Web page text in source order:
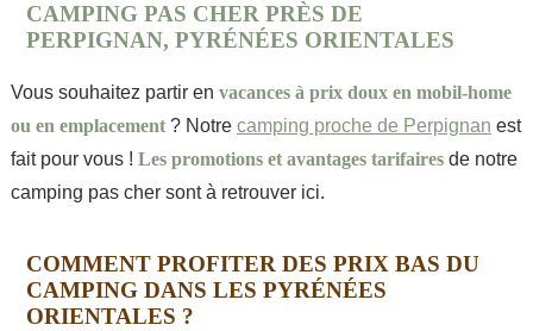
CAMPING PAS CHER PRÈS DE
PERPIGNAN, PYRÉNÉES ORIENTALES
Vous souhaitez partir en vacances à prix doux en mobil-home
ou en emplacement? Notre camping proche de Perpignan est
fait pour vous ! Les promotions et avantages tarifairesde notre
camping pas cher sont à retrouver ici.
COMMENT PROFITER DES PRIX BAS DU
CAMPING DANS LES PYRÉNÉES
ORIENTALES ?